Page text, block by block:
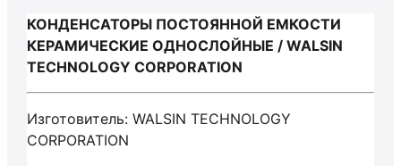
КОНДЕНСАТОРЫ ПОСТОЯННОЙ ЕМКОСТИ
КЕРАМИЧЕСКИЕ ОДНОСЛОЙНЫЕ / WALSIN
TECHNOLOGY CORPORATION
Изготовитель: WALSIN TECHNOLOGY
CORPORATION